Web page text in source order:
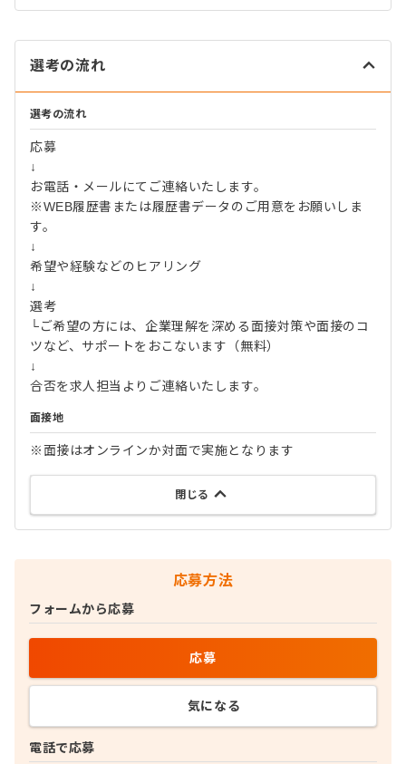
選考の流れ
選考の流れ
応募
↓
お電話・メールにてご連絡いたします。
※WEB履歴書または履歴書データのご用意をお願いしま
す。
↓
希望や経験などのヒアリング
↓
選考
└ご希望の方には、企業理解を深める面接対策や面接のコ
ツなど、サポートをおこないます（無料）
↓
合否を求人担当よりご連絡いたします。
面接地
※面接はオンラインか対面で実施となります
閉じる
応募方法
電話で応募
フォームから応募
応募
気になる